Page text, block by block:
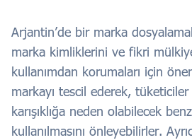
Arjantin’de bir marka
marka kimliklerini ve fikri
kullanımdan korumaları için
markayı tescil ederek, tüketiciler
karışıklığa neden olabilecek
kullanılmasını önleyebilirler.